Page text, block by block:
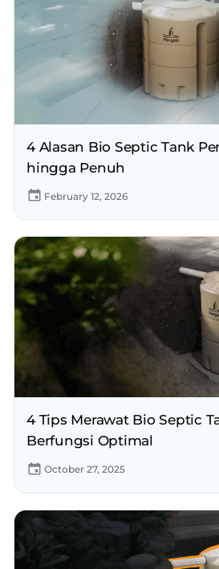
4 Alasan Bio Septic Tank
hingga Penuh
February 12, 2026
4 Tips Merawat Bio Septic
Berfungsi Optimal
October 27, 2025